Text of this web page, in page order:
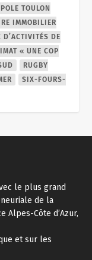
TOULON
IMMOBILIER
D’ACTIVITÉS DE
« UNE COP
RUGBY
SIX-FOURS-
le plus grand
de la
Alpes-Côte d’Azur,
et sur les